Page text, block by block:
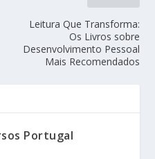
Leitura Que Transforma:
Os Livros sobre
Desenvolvimento Pessoal
Mais Recomendados
Portugal